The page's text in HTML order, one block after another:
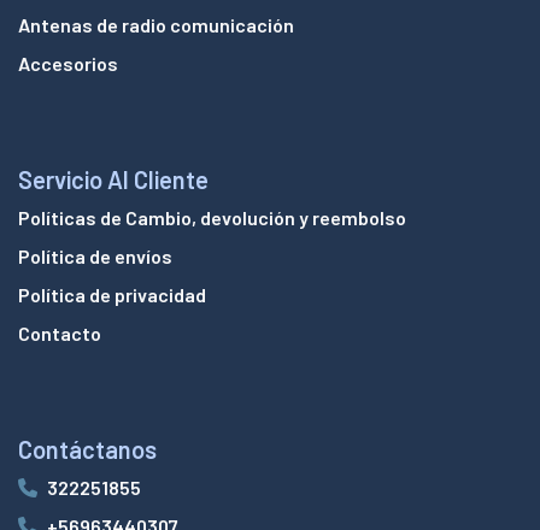
Antenas de radio comunicación
Accesorios
Servicio Al Cliente
Políticas de Cambio, devolución y reembolso
Política de envíos
Política de privacidad
Contacto
Contáctanos
322251855